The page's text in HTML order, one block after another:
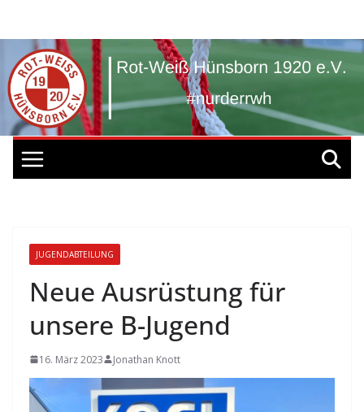
springen
JUGENDABTEILUNG
Neue Ausrüstung für
unsere B-Jugend
16. März 2023 Jonathan Knott